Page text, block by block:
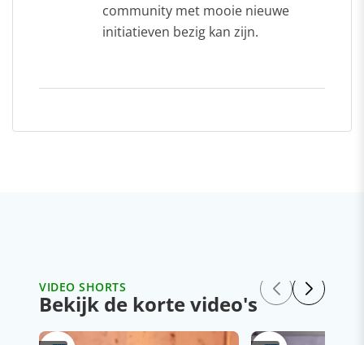
community met mooie nieuwe
initiatieven bezig kan zijn.
VIDEO SHORTS
Bekijk de korte video's